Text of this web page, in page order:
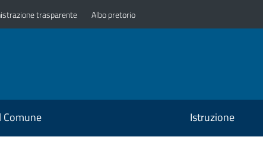
trasparente Albo pretorio
Comune Istruzione